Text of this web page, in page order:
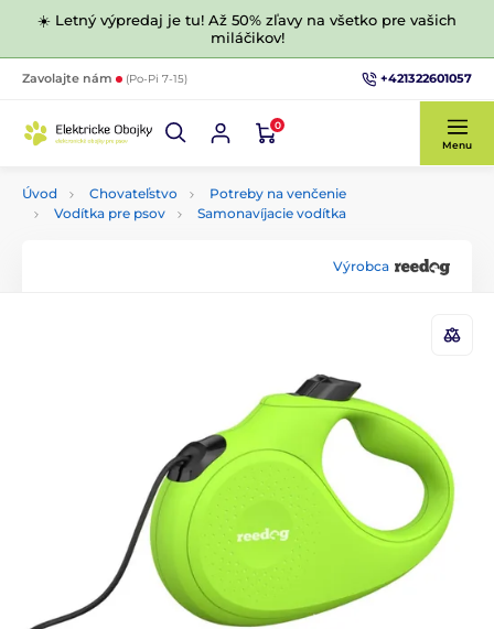
☀️ Letný výpredaj je tu! Až 50% zľavy na všetko pre vašich
miláčikov!
Zavolajte nám (Po-Pi 7-15) +421322601057
0
Menu
Úvod Chovateľstvo
Potreby na venčenie
Vodítka pre psov
Samonavíjacie vodítka
Výrobca